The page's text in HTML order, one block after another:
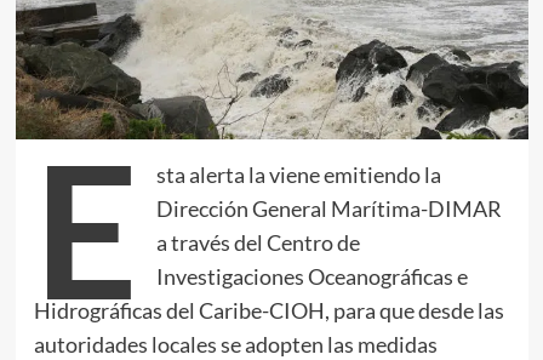
E
sta alerta la viene emitiendo la
Dirección General Marítima-DIMAR
a través del Centro de
Investigaciones Oceanográficas e
Hidrográficas del Caribe-CIOH, para que desde las
autoridades locales se adopten las medidas